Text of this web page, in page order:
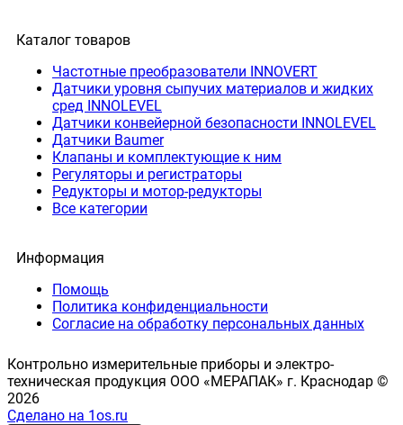
Каталог товаров
Частотные преобразователи INNOVERT
Датчики уровня сыпучих материалов и жидких
сред INNOLEVEL
Датчики конвейерной безопасности INNOLEVEL
Датчики Baumer
Клапаны и комплектующие к ним
Регуляторы и регистраторы
Редукторы и мотор-редукторы
Все категории
Информация
Помощь
Политика конфиденциальности
Согласие на обработку персональных данных
Контрольно измерительные приборы и электро-
техническая продукция ООО «МЕРАПАК» г. Краснодар ©
2026
Сделано на 1os.ru